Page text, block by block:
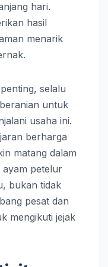
hari.
hasil
menarik
selalu
untuk
usaha ini.
berharga
matang dalam
ayam petelur
bukan tidak
pesat dan
mengikuti jejak